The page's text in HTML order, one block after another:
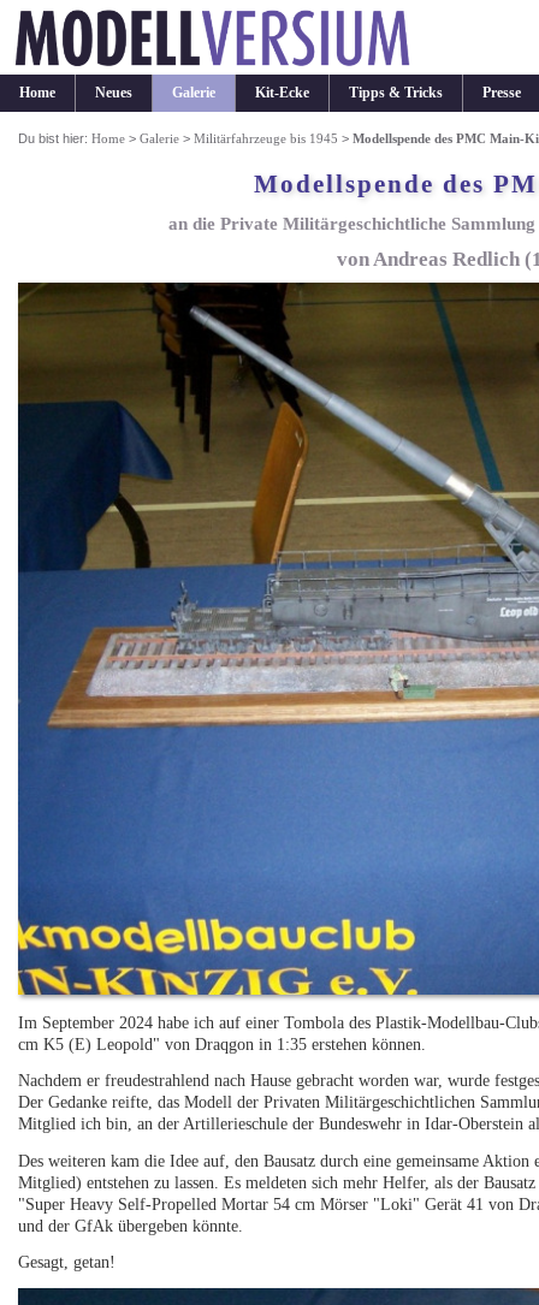
Home Neues Galerie Kit-Ecke Tipps & Tricks Presse
Du bist hier:Home >Galerie >Militärfahrzeuge bis 1945 >Modellspende des PMC Main-
Modellspende des
an die Private Militärgeschichtliche
von Andreas Redlich
Im September 2024 habe ich auf einer Tombola des Plastik-Modellbau-
cm K5 (E) Leopold" von Draqgon in 1:35 erstehen können.
Nachdem er freudestrahlend nach Hause gebracht worden war, wurde
Der Gedanke reifte, das Modell der Privaten Militärgeschichtlichen
Mitglied ich bin, an der Artillerieschule der Bundeswehr in Idar-Oberstein
Des weiteren kam die Idee auf, den Bausatz durch eine gemeinsame
Mitglied) entstehen zu lassen. Es meldeten sich mehr Helfer, als der
"Super Heavy Self-Propelled Mortar 54 cm Mörser "Loki" Gerät 41 von
und der GfAk übergeben könnte.
Gesagt, getan!